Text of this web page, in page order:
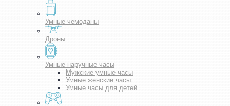
Умные чемоданы
Дроны
Умные наручные часы
Мужские умные часы
Умные женские часы
Умные часы для детей